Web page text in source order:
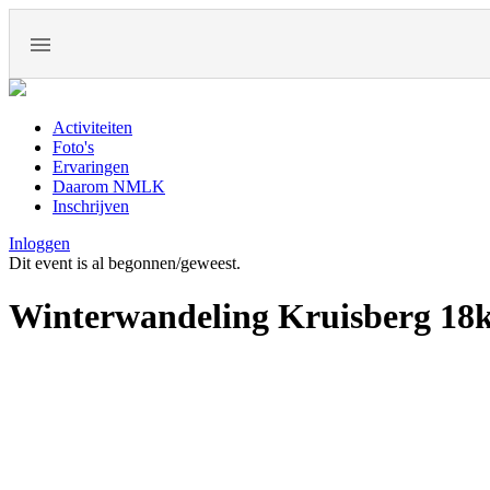
Activiteiten
Foto's
Ervaringen
Daarom NMLK
Inschrijven
Inloggen
Dit event is al begonnen/geweest.
Winterwandeling Kruisberg